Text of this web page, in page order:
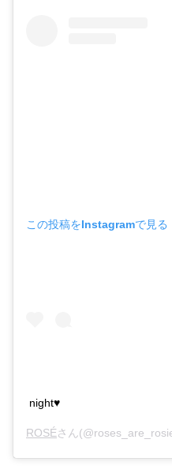
この投稿をInstagramで見る
night♥️
ROSÉさん